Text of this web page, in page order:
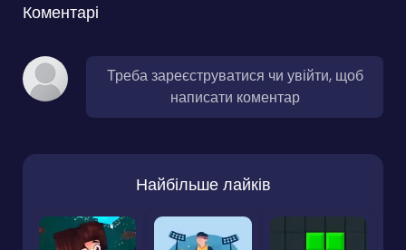
Коментарі
Треба зареєструватися чи увійти, щоб
написати коментар
Найбільше лайків